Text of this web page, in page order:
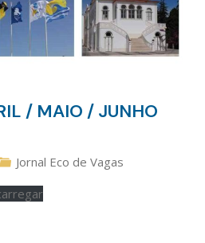
/ MAIO / JUNHO
Jornal Eco de Vagas